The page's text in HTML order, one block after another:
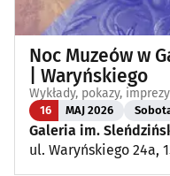
Noc Muzeów w
| Waryńskiego
Wykłady, pokazy,
16 MAJ 2026
Galeria im.
ul. Waryńskiego 24a,